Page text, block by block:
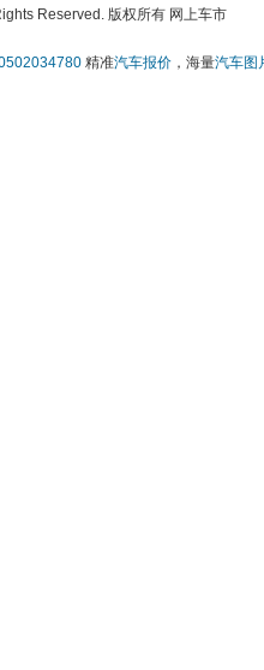
Reserved. 版权所有 网上车市
精准汽车报价 ，海量汽车图